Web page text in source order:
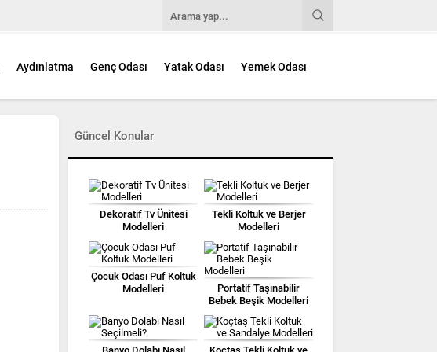
Aydınlatma Genç Odası Yatak Odası Yemek Odası
Güncel Konular
Dekoratif Tv Ünitesi
Modelleri
Tekli Koltuk ve Berjer
Modelleri
Çocuk Odası Puf Koltuk
Modelleri
Portatif Taşınabilir
Bebek Beşik Modelleri